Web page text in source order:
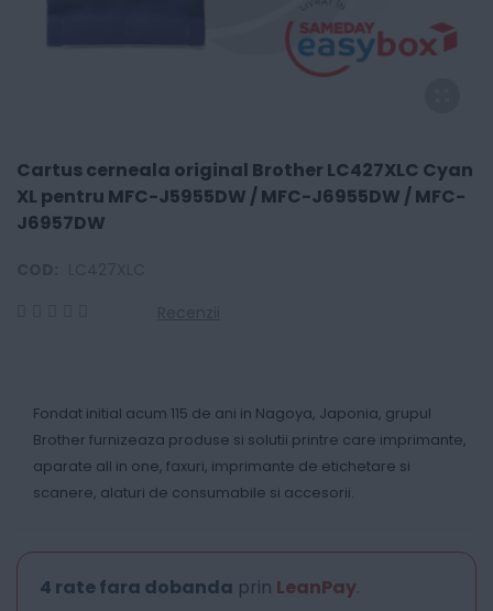
Cartus cerneala original Brother LC427XLC Cyan
XL pentru MFC-J5955DW / MFC-J6955DW / MFC-
J6957DW
Fondat initial acum 115 de ani in Nagoya, Japonia, grupul
Brother furnizeaza produse si solutii printre care imprimante,
aparate all in one, faxuri, imprimante de etichetare si
scanere, alaturi de consumabile si accesorii.
4 rate fara dobanda prin LeanPay.